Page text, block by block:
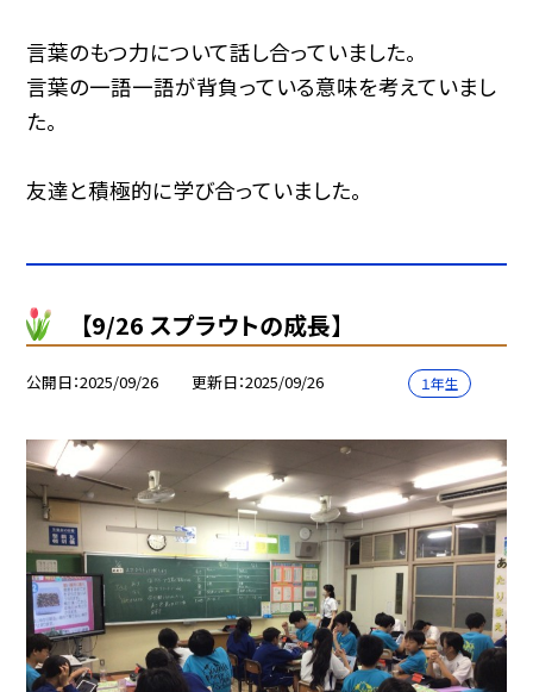
言葉のもつ力について話し合っていました。
言葉の一語一語が背負っている意味を考えていまし
た。
友達と積極的に学び合っていました。
【9/26 スプラウトの成長】
公開日 2025/09/26 更新日 2025/09/26 １年生